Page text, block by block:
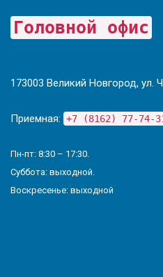
Головной офис
173003 Великий Новгород, ул.
Приемная: +7 (8162) 77-74-
Пн-пт: 8:30 – 17:30.
Суббота: выходной.
Воскресенье: выходной